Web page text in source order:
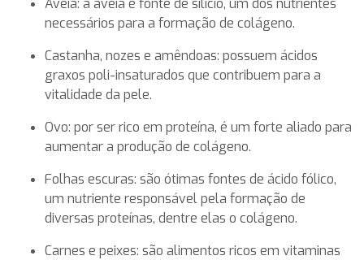
Aveia: a aveia é fonte de silício, um dos nutrientes
necessários para a formação de colágeno.
Castanha, nozes e amêndoas: possuem ácidos
graxos poli-insaturados que contribuem para a
vitalidade da pele.
Ovo: por ser rico em proteína, é um forte aliado para
aumentar a produção de colágeno.
Folhas escuras: são ótimas fontes de ácido fólico,
um nutriente responsável pela formação de
diversas proteínas, dentre elas o colágeno.
Carnes e peixes: são alimentos ricos em vitaminas